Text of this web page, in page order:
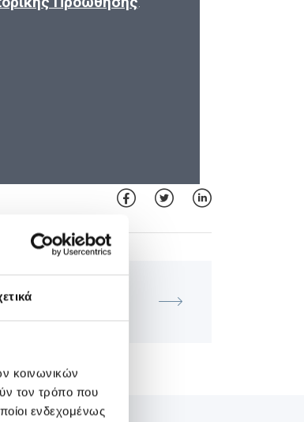
κοινωνικών
τον τρόπο που
ενδεχομένως
- ΓΥΝΑΙΚΟΛΟΓΙΚΉ
Μάθημα Τμήματος
Ιατρικής ΙΑΣΩ